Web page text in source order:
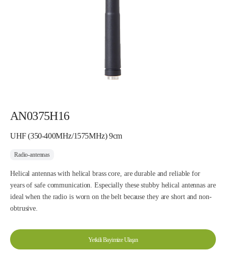
AN0375H16
UHF (350-400MHz/1575MHz) 9cm
Radio-antennas
Helical antennas with helical brass core, are durable and reliable for
years of safe communication. Especially these stubby helical antennas are
ideal when the radio is worn on the belt because they are short and non-
obtrusive.
Yetkili Bayimize Ulaşın